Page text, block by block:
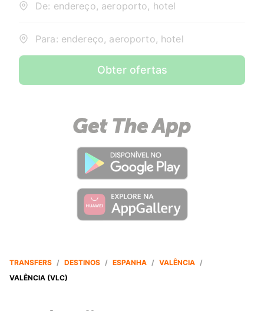
De: endereço, aeroporto, hotel
Para: endereço, aeroporto, hotel
Obter ofertas
TRANSFERS / DESTINOS / ESPANHA / VALÊNCIA /
VALÊNCIA (VLC)